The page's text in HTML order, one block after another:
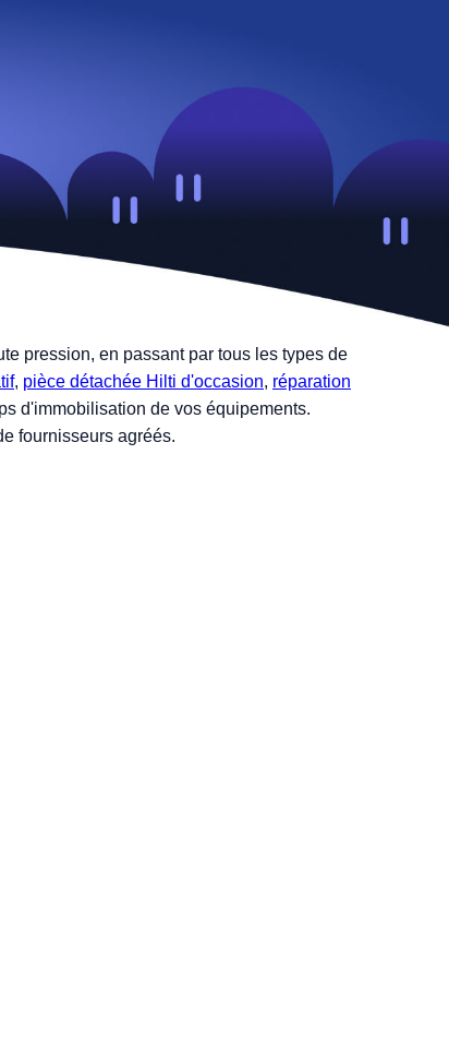
pression, en passant par tous les types de
, pièce détachée Hilti d'occasion, réparation
d'immobilisation de vos équipements.
fournisseurs agréés.